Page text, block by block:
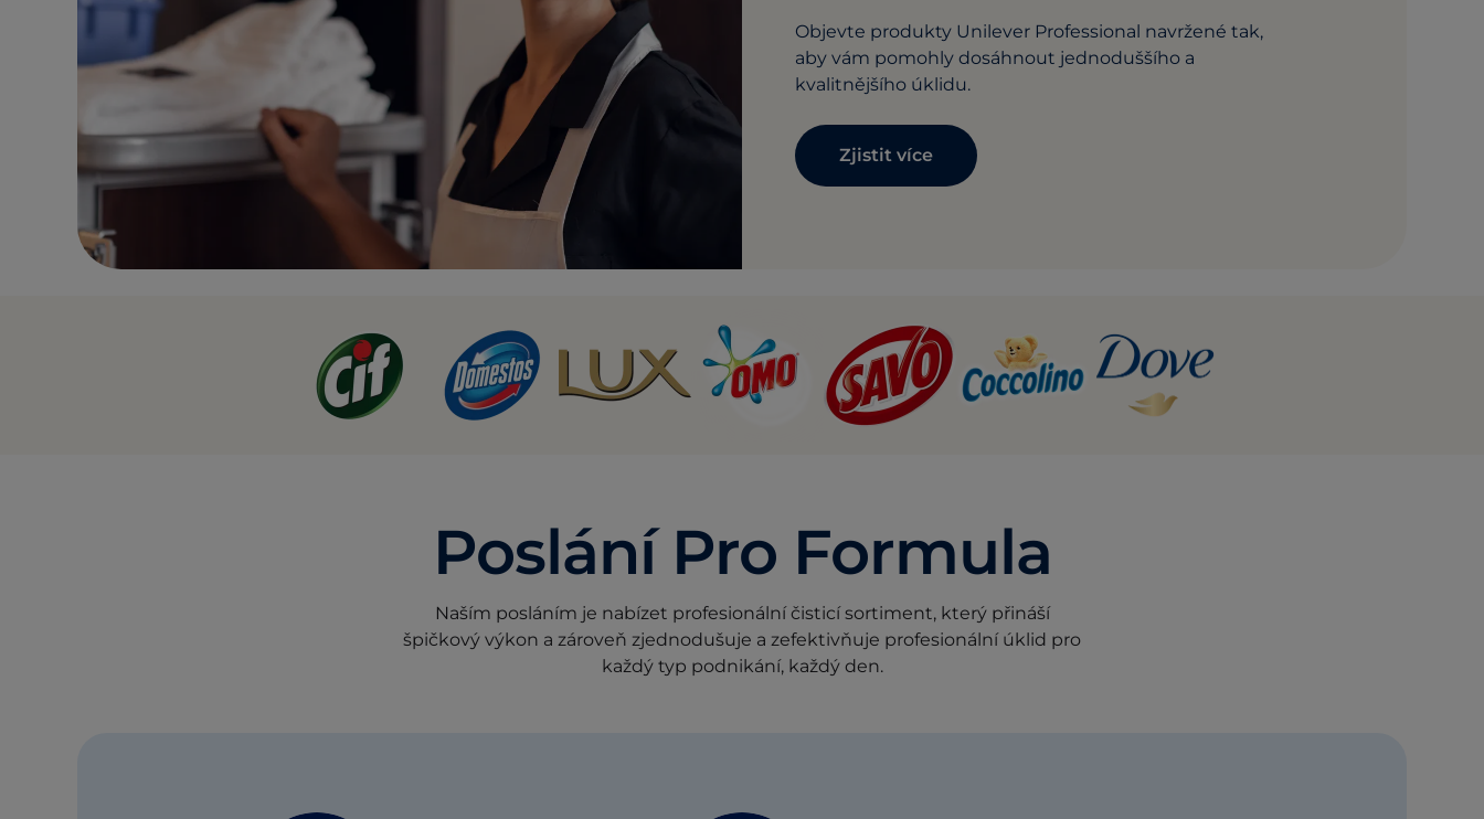
Objevte produkty Unilever Professional navržené tak,
aby vám pomohly dosáhnout jednoduššího a
kvalitnějšího úklidu.
Zjistit více
Poslání Pro Formula
Naším posláním je nabízet profesionální čisticí sortiment, který přináší
špičkový výkon a zároveň zjednodušuje a zefektivňuje profesionální úklid pro
každý typ podnikání, každý den.